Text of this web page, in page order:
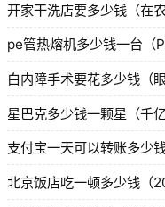
开家干洗店要多少钱（在
pe管热熔机多少钱一台（
白内障手术要花多少钱（
星巴克多少钱一颗星（千
支付宝一天可以转账多少
北京饭店吃一顿多少钱（